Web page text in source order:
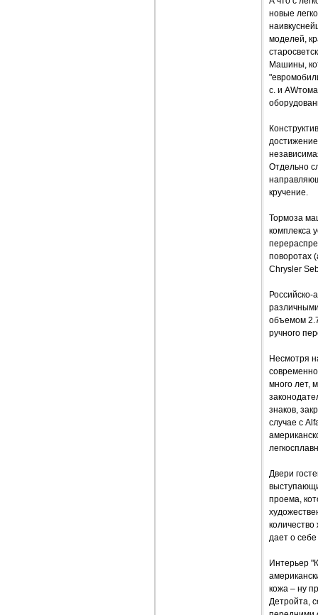
новые
моделей,
Машины,
с. и
Отдельно
кручение.
Тормоза
комплекса
поворотах
Chrysler
объемом
ручного
Несмотря
много лет,
знаков,
случае с
Двери
проема,
дает о
Интерьер
кожа – ну
Детройта,